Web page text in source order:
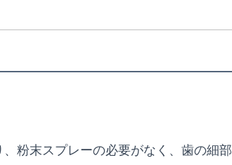
粉末スプレーの必要がなく、歯の細部